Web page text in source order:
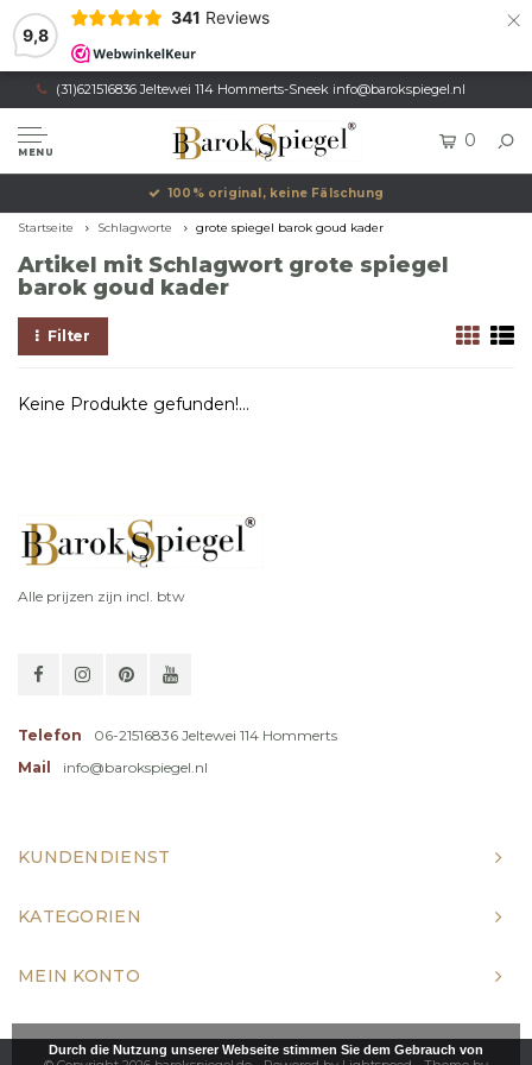
9,8
341 Reviews ×
(31)621516836 Jeltewei 114 Hommerts-Sneek info@barokspiegel.nl
MENU
0
100% original, keine Fälschung
Startseite Schlagworte grote spiegel barok goud kader
Artikel mit Schlagwort grote spiegel
barok goud kader
Filter
Keine Produkte gefunden!...
Alle prijzen zijn incl. btw
Telefon
06-21516836 Jeltewei 114 Hommerts
Mail
info@barokspiegel.nl
KUNDENDIENST
KATEGORIEN
MEIN KONTO
Durch die Nutzung unserer Webseite stimmen Sie dem Gebrauch von